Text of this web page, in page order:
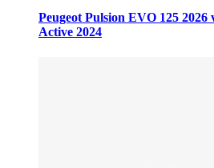
Peugeot Pulsion EVO 125 2026
Active 2024